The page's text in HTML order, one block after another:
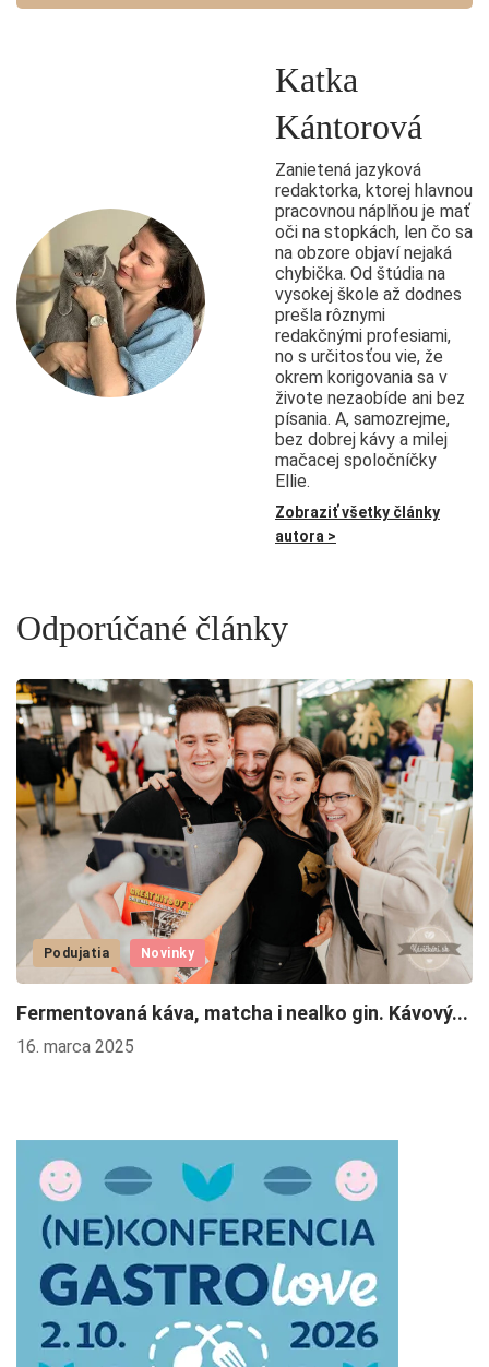
Katka
Kántorová
Zanietená jazyková
redaktorka, ktorej hlavnou
pracovnou náplňou je mať
oči na stopkách, len čo sa
na obzore objaví nejaká
chybička. Od štúdia na
vysokej škole až dodnes
prešla rôznymi
redakčnými profesiami,
no s určitosťou vie, že
okrem korigovania sa v
živote nezaobíde ani bez
písania. A, samozrejme,
bez dobrej kávy a milej
mačacej spoločníčky
Ellie.
Zobraziť všetky články
autora >
Odporúčané články
Podujatia Novinky
Fermentovaná káva, matcha i nealko gin. Kávový...
16. marca 2025